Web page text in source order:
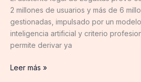
2 millones de usuarios y más de 6
gestionadas, impulsado por un
inteligencia artificial y criterio
permite derivar ya
justicia
Leer más »